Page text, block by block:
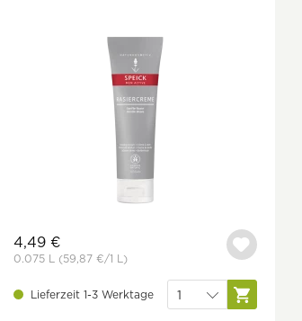
4,49 €
0.075 L (59,87 €/1 L)
Lieferzeit 1-3 Werktage